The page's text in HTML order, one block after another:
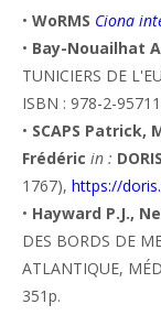
• WoRMS Ciona
• Bay-Nouailhat
TUNICIERS DE
ISBN : 978-2-
• SCAPS Patrick,
Frédéric in : DORIS
1767), https://
• Hayward P.J.,
DES BORDS DE
ATLANTIQUE,
351p.